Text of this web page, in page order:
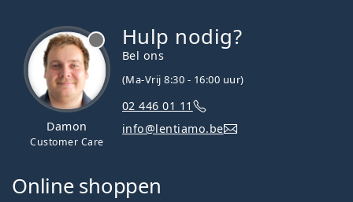
Damon
Customer Care
Hulp nodig?
Bel ons
(Ma-Vrij 8:30 - 16:00 uur)
02 446 01 11
info@lentiamo.be
Online shoppen